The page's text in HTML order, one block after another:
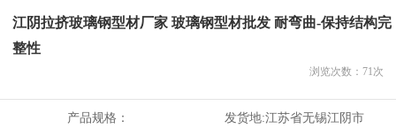
江阴拉挤玻璃钢型材厂家 玻璃钢型材批发 耐弯曲-保持结构完
整性
浏览次数： 71次
产品规格： 发货地:江苏省无锡江阴市